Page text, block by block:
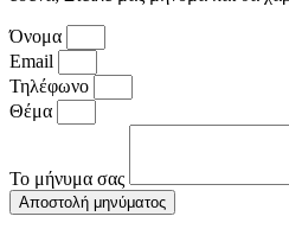
Όνομα
Email
Τηλέφωνο
Θέμα
Το μήνυμα σας
Αποστολή μηνύματος